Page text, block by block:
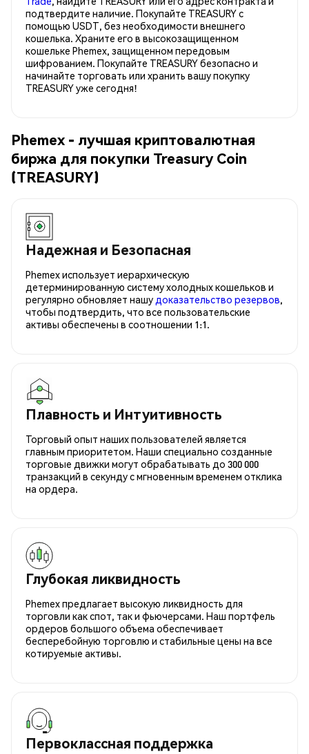
подтвердите наличие. Покупайте TREASURY с
помощью USDT, без необходимости внешнего
кошелька. Храните его в высокозащищенном
кошельке Phemex, защищенном передовым
шифрованием. Покупайте TREASURY безопасно и
начинайте торговать или хранить вашу покупку
TREASURY уже сегодня!
Phemex - лучшая криптовалютная
биржа для покупки Treasury Coin
(TREASURY)
Надежная и Безопасная
Phemex использует иерархическую
детерминированную систему холодных кошельков и
регулярно обновляет нашу доказательство резервов,
чтобы подтвердить, что все пользовательские
активы обеспечены в соотношении 1:1.
Плавность и Интуитивность
Торговый опыт наших пользователей является
главным приоритетом. Наши специально созданные
торговые движки могут обрабатывать до 300 000
транзакций в секунду с мгновенным временем отклика
на ордера.
Глубокая ликвидность
Phemex предлагает высокую ликвидность для
торговли как спот, так и фьючерсами. Наш портфель
ордеров большого объема обеспечивает
бесперебойную торговлю и стабильные цены на все
котируемые активы.
Первоклассная поддержка